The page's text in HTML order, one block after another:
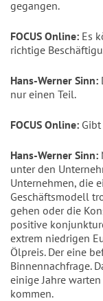
gegangen.
FOCUS Online: Es
richtige
Hans-Werner Sinn:
nur einen Teil.
FOCUS Online:
Hans-Werner Sinn:
unter den
Unternehmen, die
Geschäftsmodell
gehen oder die
positive
extrem niedrigen
Ölpreis. Der eine
Binnennachfrage.
einige Jahre
kommen.